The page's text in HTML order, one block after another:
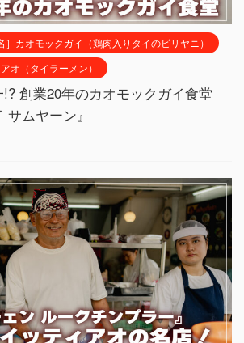
］カオモックガイ（鶏肉入りタイのビリヤニ）
オ（タイラーメン）
創業20年のカオモックガイ食堂
サムヤーン』